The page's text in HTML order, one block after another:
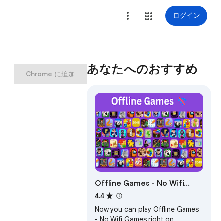
ログイン
Chrome に追加 あなたへのおすすめ
Offline Games - No Wifi
Games
4.4
Now you can play Offline Games
- No Wifi Games right on